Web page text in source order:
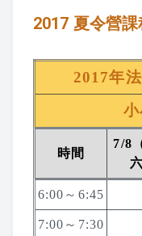
上課禮儀
入學規定
2026 課
2025 課
2017 夏令營
2017年
時間
7/8
6:00～6:45
7:00～7:30